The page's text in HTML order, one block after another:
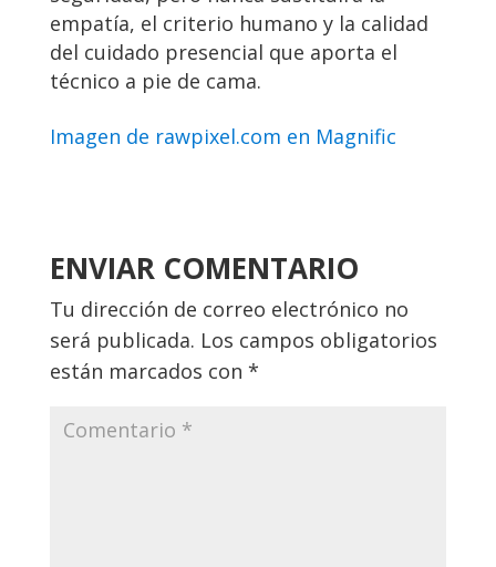
empatía, el criterio humano y la calidad
del cuidado presencial que aporta el
técnico a pie de cama.
Imagen de rawpixel.com en Magnific
ENVIAR COMENTARIO
Tu dirección de correo electrónico no
será publicada. Los campos obligatorios
están marcados con *